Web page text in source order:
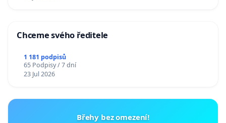
Chceme svého ředitele
1 181 podpisů
65 Podpisy / 7 dní
23 Jul 2026
Břehy bez omezení!